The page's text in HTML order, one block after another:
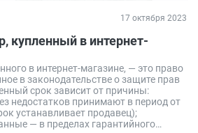
17 октября 2023
купленный в интернет-
в интернет-магазине, — это право
в законодательстве о защите прав
срок зависит от причины:
недостатков принимают в период от
устанавливает продавец);
— в пределах гарантийного